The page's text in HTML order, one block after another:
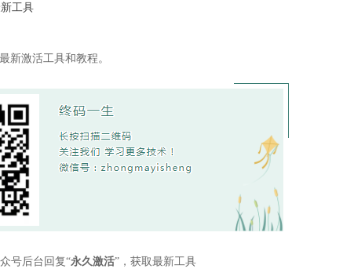
工具
新激活工具和教程。
号后台回复“永久激活”，获取最新工具